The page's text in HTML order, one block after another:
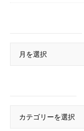
Archives
Categories